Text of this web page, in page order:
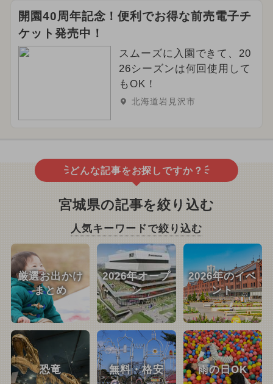
開園40周年記念！便利でお得な前売電子チ
ケット発売中！
スムーズに入園できて、20
26シーズンは何回使用して
もOK！
北海道岩見沢市
どんな記事をお探しですか？
宮城県の記事を絞り込む
人気キーワードで絞り込む
厳選お出かけ
まとめ
2026年オープ
ン
2026年のイベ
ント
恐竜 無料・格安 雨の日OK